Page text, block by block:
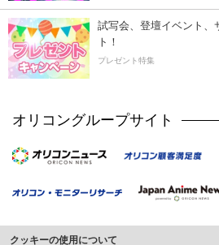
試写会、登壇イベント、
ト！
プレゼント特集
オリコングループサイト
クッキーの使用について